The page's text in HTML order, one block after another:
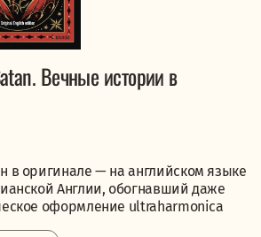
Вечные истории в
в оригинале — на английском языке
Англии, обогнавший даже
оформление ultraharmonica